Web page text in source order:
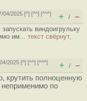
04/2025 [^] [^^] [^^^]
+ / –
виндоигрульку
им... текст свёрнут,
2025 [^] [^^] [^^^]
+ / –
крутить полноценную
по